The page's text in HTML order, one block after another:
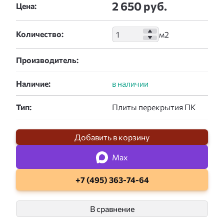
Цена: 2 650 руб.
Количество:
Производитель:
Наличие:
Тип:
Добавить в корзину
Max
+7 (495) 363-74-64
В сравнение